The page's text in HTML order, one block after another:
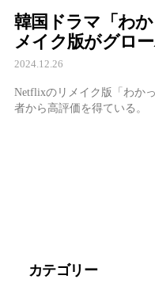
韓国ドラマ「わ
メイク版がグロ
初週で爆発的な反
2024.12.26
Netflixのリメイク版「わか
者から高評価を得ている。
カテゴリー